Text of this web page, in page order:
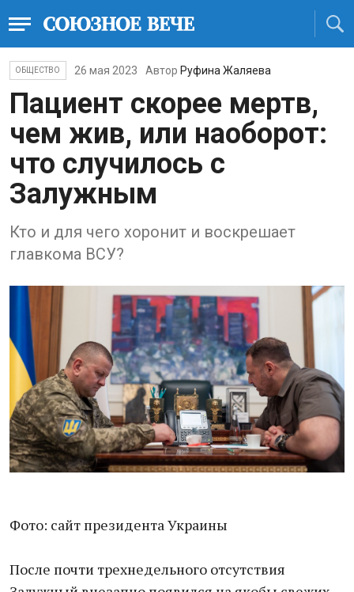
ОБЩЕСТВО 26 мая 2023 Автор Руфина Жаляева
Пациент скорее мертв,
чем жив, или наоборот:
что случилось с
Залужным
Кто и для чего хоронит и воскрешает
главкома ВСУ?
Фото: сайт президента Украины
После почти трехнедельного отсутствия